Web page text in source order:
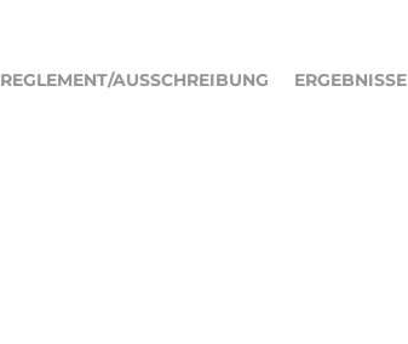
REGLEMENT/AUSSCHREIBUNG ERGEBNISSE